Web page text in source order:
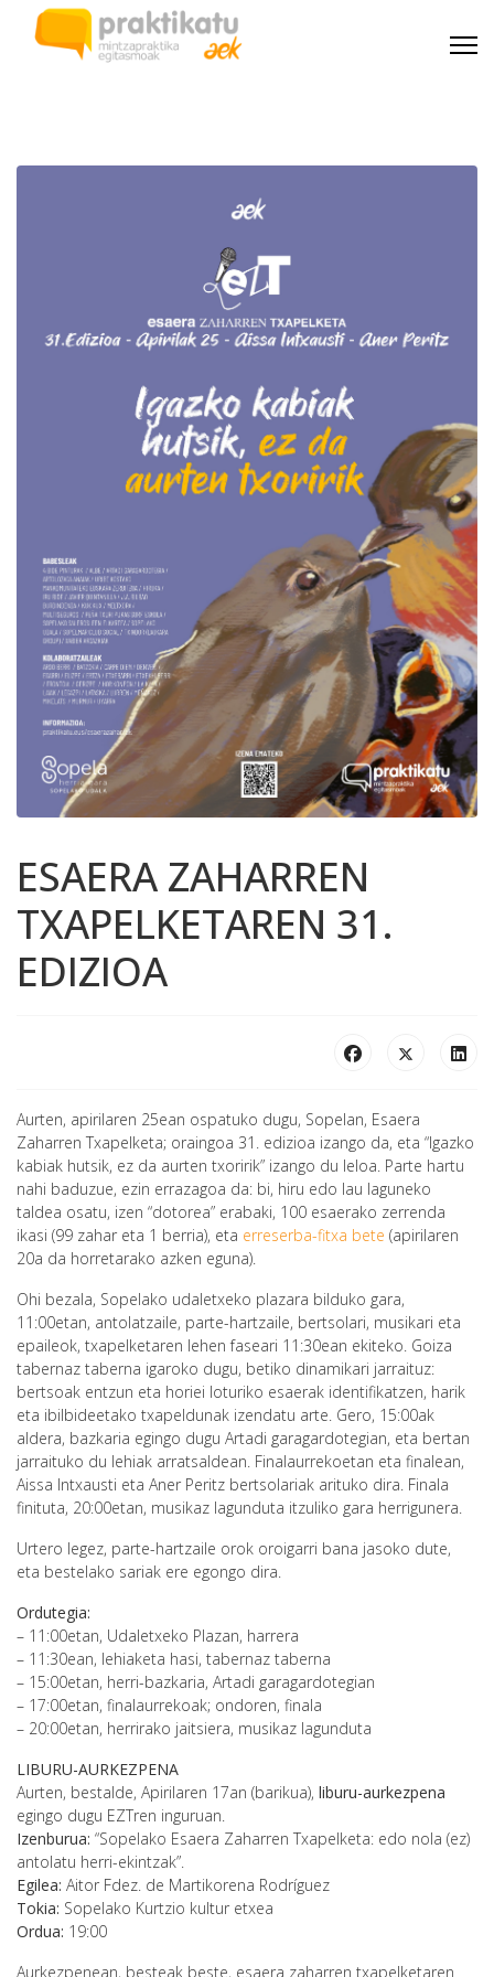
ESAERA ZAHARREN
TXAPELKETAREN 31.
EDIZIOA
Aurten, apirilaren 25ean ospatuko dugu, Sopelan, Esaera
Zaharren Txapelketa; oraingoa 31. edizioa izango da, eta “Igazko
kabiak hutsik, ez da aurten txoririk” izango du leloa. Parte hartu
nahi baduzue, ezin errazagoa da: bi, hiru edo lau laguneko
taldea osatu, izen “dotorea” erabaki, 100 esaerako zerrenda
ikasi (99 zahar eta 1 berria), eta erreserba-fitxa bete (apirilaren
20a da horretarako azken eguna).
Ohi bezala, Sopelako udaletxeko plazara bilduko gara,
11:00etan, antolatzaile, parte-hartzaile, bertsolari, musikari eta
epaileok, txapelketaren lehen faseari 11:30ean ekiteko. Goiza
tabernaz taberna igaroko dugu, betiko dinamikari jarraituz:
bertsoak entzun eta horiei loturiko esaerak identifikatzen, harik
eta ibilbideetako txapeldunak izendatu arte. Gero, 15:00ak
aldera, bazkaria egingo dugu Artadi garagardotegian, eta bertan
jarraituko du lehiak arratsaldean. Finalaurrekoetan eta finalean,
Aissa Intxausti eta Aner Peritz bertsolariak arituko dira. Finala
finituta, 20:00etan, musikaz lagunduta itzuliko gara herrigunera.
Urtero legez, parte-hartzaile orok oroigarri bana jasoko dute,
eta bestelako sariak ere egongo dira.
Ordutegia:
– 11:00etan, Udaletxeko Plazan, harrera
– 11:30ean, lehiaketa hasi, tabernaz taberna
– 15:00etan, herri-bazkaria, Artadi garagardotegian
– 17:00etan, finalaurrekoak; ondoren, finala
– 20:00etan, herrirako jaitsiera, musikaz lagunduta
LIBURU-AURKEZPENA
Aurten, bestalde, Apirilaren 17an (barikua), liburu-aurkezpena
egingo dugu EZTren inguruan.
Izenburua: “Sopelako Esaera Zaharren Txapelketa: edo nola (ez)
antolatu herri-ekintzak”.
Egilea: Aitor Fdez. de Martikorena Rodríguez
Tokia: Sopelako Kurtzio kultur etxea
Ordua: 19:00
Aurkezpenean, besteak beste, esaera zaharren txapelketaren